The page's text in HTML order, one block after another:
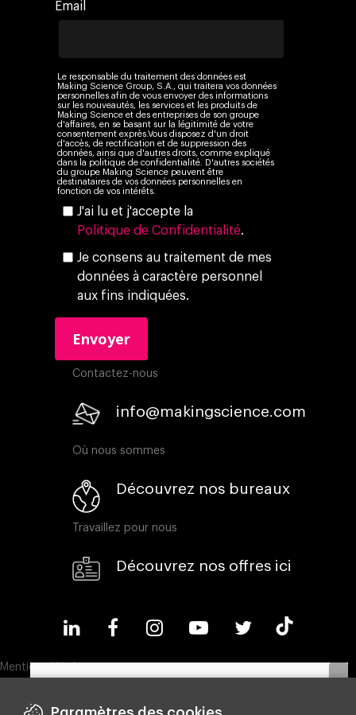
Email
Le responsable du traitement des données est
Making Science Group, S.A., qui traitera vos données
personnelles afin de vous envoyer des informations
sur les nouveautés, les services et les produits de
Making Science et des entreprises de son groupe
d'affaires, en se basant sur la légitimité de votre
consentement exprès.Vous disposez d'un droit
d'accès, de rectification et de suppression des
données, ainsi que d'autres droits, comme expliqué
dans la politique de confidentialité. D'autres sociétés
du groupe Making Science peuvent être
destinataires de vos données personnelles en
fonction de vos intérêts.
J'ai lu et j'accepte la
Politique de Confidentialité.
Je consens au traitement de mes
données à caractère personnel
aux fins indiquées.
Contactez-nous
info@makingscience.com
Où nous sommes
Découvrez nos bureaux
Travaillez pour nous
Découvrez nos offres ici
Mentions légales